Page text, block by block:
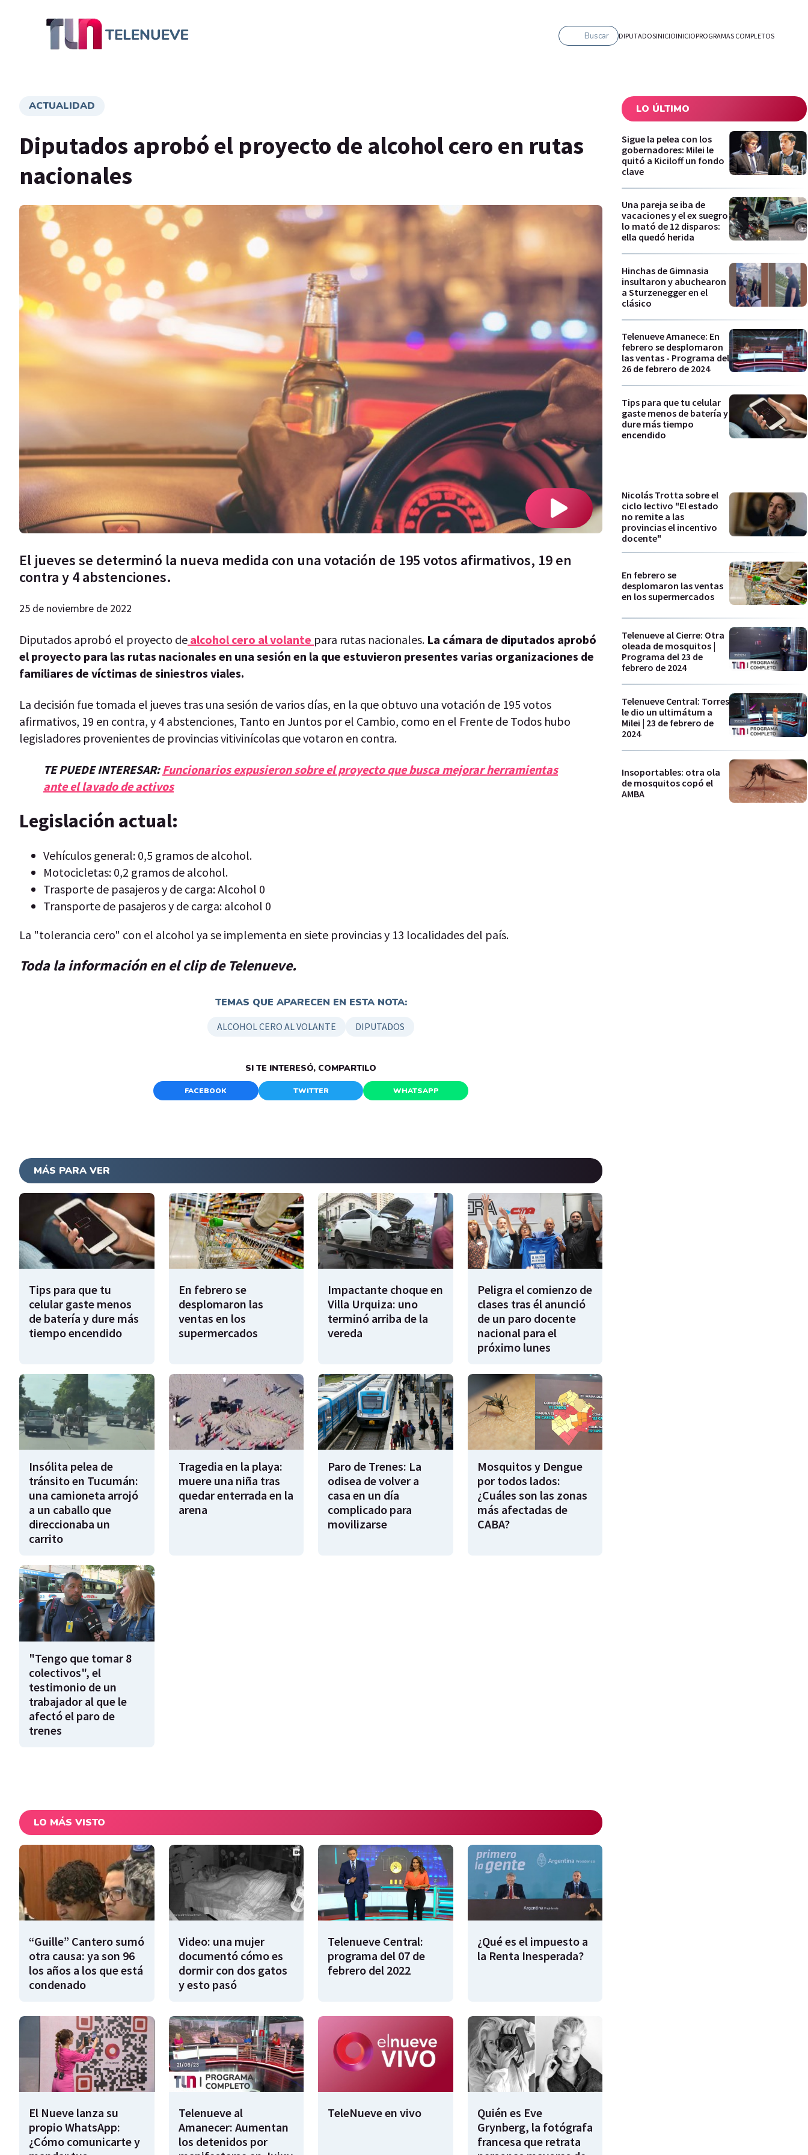
Buscar DIPUTADOSINICIOINICIOPROGRAMAS COMPLETOS
ACTUALIDAD
Diputados aprobó el proyecto de alcohol cero en rutas
nacionales
El jueves se determinó la nueva medida con una votación de 195 votos afirmativos, 19 en
contra y 4 abstenciones.
25 de noviembre de 2022
Diputados aprobó el proyecto de alcohol cero al volante para rutas nacionales. La cámara de diputados aprobó
el proyecto para las rutas nacionales en una sesión en la que estuvieron presentes varias organizaciones de
familiares de víctimas de siniestros viales.
La decisión fue tomada el jueves tras una sesión de varios días, en la que obtuvo una votación de 195 votos
afirmativos, 19 en contra, y 4 abstenciones, Tanto en Juntos por el Cambio, como en el Frente de Todos hubo
legisladores provenientes de provincias vitivinícolas que votaron en contra.
TE PUEDE INTERESAR: Funcionarios expusieron sobre el proyecto que busca mejorar herramientas
ante el lavado de activos
Legislación actual:
Vehículos general: 0,5 gramos de alcohol.
Motocicletas: 0,2 gramos de alcohol.
Trasporte de pasajeros y de carga: Alcohol 0
Transporte de pasajeros y de carga: alcohol 0
La "tolerancia cero" con el alcohol ya se implementa en siete provincias y 13 localidades del país.
Toda la información en el clip de Telenueve.
TEMAS QUE APARECEN EN ESTA NOTA:
ALCOHOL CERO AL VOLANTE DIPUTADOS
SI TE INTERESÓ, COMPARTILO
FACEBOOK TWITTER WHATSAPP
MÁS PARA VER
Tips para que tu
celular gaste menos
de batería y dure más
tiempo encendido
En febrero se
desplomaron las
ventas en los
supermercados
Impactante choque en
Villa Urquiza: uno
terminó arriba de la
vereda
Peligra el comienzo de
clases tras él anunció
de un paro docente
nacional para el
próximo lunes
Insólita pelea de
tránsito en Tucumán:
una camioneta arrojó
a un caballo que
direccionaba un
carrito
Tragedia en la playa:
muere una niña tras
quedar enterrada en la
arena
Paro de Trenes: La
odisea de volver a
casa en un día
complicado para
movilizarse
Mosquitos y Dengue
por todos lados:
¿Cuáles son las zonas
más afectadas de
CABA?
"Tengo que tomar 8
colectivos", el
testimonio de un
trabajador al que le
afectó el paro de
trenes
LO MÁS VISTO
“Guille” Cantero sumó
otra causa: ya son 96
los años a los que está
condenado
Video: una mujer
documentó cómo es
dormir con dos gatos
y esto pasó
Telenueve Central:
programa del 07 de
febrero del 2022
¿Qué es el impuesto a
la Renta Inesperada?
El Nueve lanza su
propio WhatsApp:
¿Cómo comunicarte y
Telenueve al
Amanecer: Aumentan
los detenidos por
TeleNueve en vivo
Quién es Eve
Grynberg, la fotógrafa
francesa que retrata
LO ÚLTIMO
Sigue la pelea con los
gobernadores: Milei le
quitó a Kiciloff un fondo
clave
Una pareja se iba de
vacaciones y el ex suegro
lo mató de 12 disparos:
ella quedó herida
Hinchas de Gimnasia
insultaron y abuchearon
a Sturzenegger en el
clásico
Telenueve Amanece: En
febrero se desplomaron
las ventas - Programa del
26 de febrero de 2024
Tips para que tu celular
gaste menos de batería y
dure más tiempo
encendido
Nicolás Trotta sobre el
ciclo lectivo "El estado
no remite a las
provincias el incentivo
docente"
En febrero se
desplomaron las ventas
en los supermercados
Telenueve al Cierre: Otra
oleada de mosquitos |
Programa del 23 de
febrero de 2024
Telenueve Central: Torres
le dio un ultimátum a
Milei | 23 de febrero de
2024
Insoportables: otra ola
de mosquitos copó el
AMBA